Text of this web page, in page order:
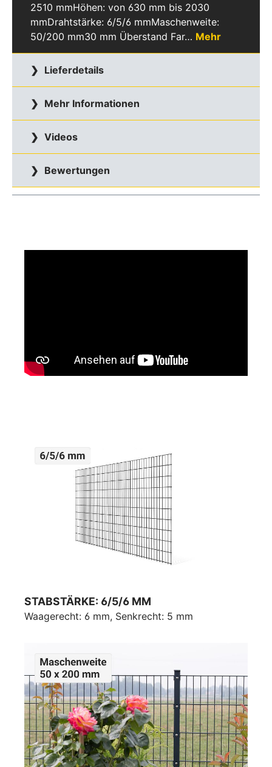
2510 mmHöhen: von 630 mm bis 2030
mmDrahtstärke: 6/5/6 mmMaschenweite:
50/200 mm30 mm Überstand Far… Mehr
Lieferdetails
Mehr Informationen
Videos
Bewertungen
STABSTÄRKE: 6/5/6 MM
Waagerecht: 6 mm, Senkrecht: 5 mm